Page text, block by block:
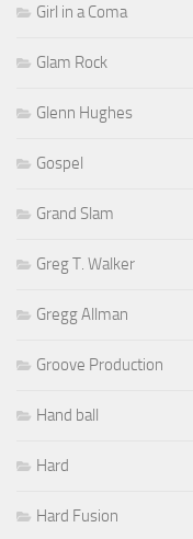
Girl in a Coma
Glam Rock
Glenn Hughes
Gospel
Grand Slam
Greg T. Walker
Gregg Allman
Groove Production
Hand ball
Hard
Hard Fusion